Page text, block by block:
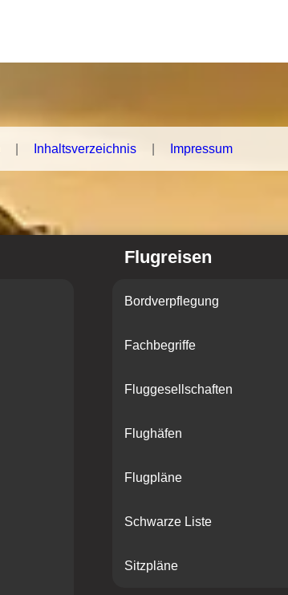
Inhaltsverzeichnis Impressum
Flugreisen
Bordverpflegung
Fachbegriffe
Fluggesellschaften
Flughäfen
Flugpläne
Schwarze Liste
Sitzpläne